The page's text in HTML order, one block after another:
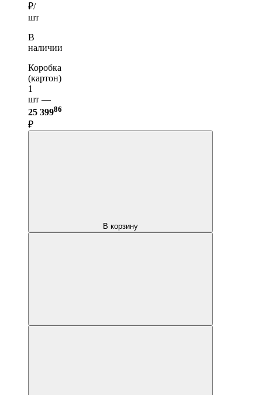
₽/
шт
В
наличии
Коробка
(картон)
1
шт —
25 39986
₽
В корзину